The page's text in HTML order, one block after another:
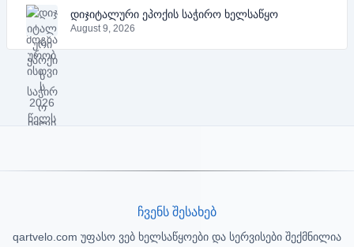
დიჯიტალური ეპოქის საჭირო ხელსაწყო
August 9, 2026
ჩვენს შესახებ
qartvelo.com უფასო ვებ ხელსაწყოები და სერვისები შექმნილია